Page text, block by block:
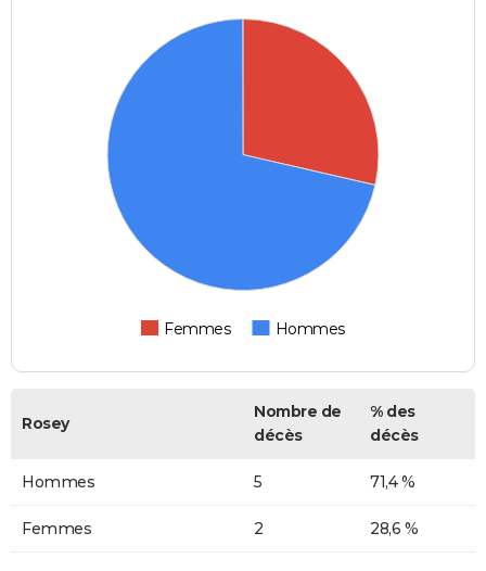
Femmes Hommes
Rosey
Nombre de
décès
% des
décès
Hommes 5 71,4 %
Femmes 2 28,6 %